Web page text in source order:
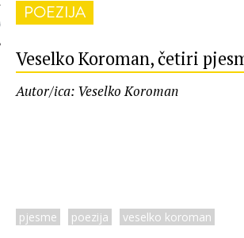
POEZIJA
Veselko Koroman, četiri
Autor/ica: Veselko Koroman
pjesme poezija veselko koroman